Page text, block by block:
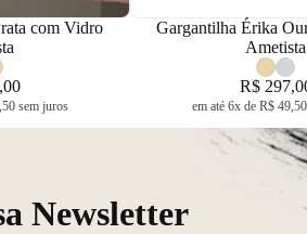
com Vidro
sem juros
Lançamento
Gargantilha Érika
Ametista
R$
em até 6x de R$
Newsletter